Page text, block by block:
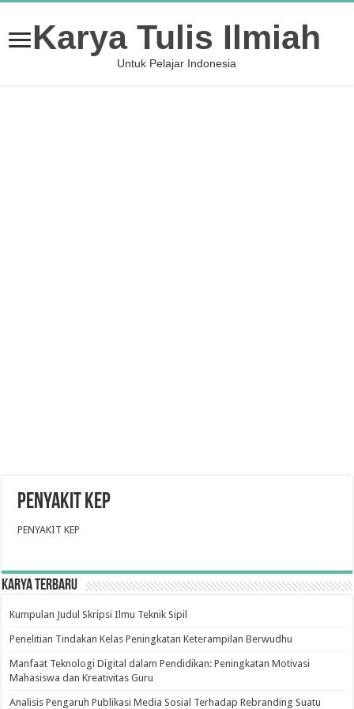
Karya Tulis Ilmiah
Untuk Pelajar Indonesia
PENYAKIT KEP
PENYAKIT KEP
Karya Terbaru
Kumpulan Judul Skripsi Ilmu Teknik Sipil
Penelitian Tindakan Kelas Peningkatan Keterampilan Berwudhu
Manfaat Teknologi Digital dalam Pendidikan: Peningkatan Motivasi
Mahasiswa dan Kreativitas Guru
Analisis Pengaruh Publikasi Media Sosial Terhadap Rebranding Suatu